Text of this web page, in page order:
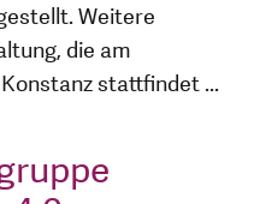
Weitere
die am
Konstanz stattfindet ...